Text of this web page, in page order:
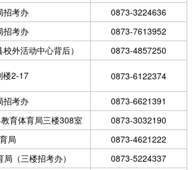
招考办
0873-3224636
招考办
0873-7613952
外活动中心背后） 0873-4857250
楼2-17 0873-6122374
招考办
0873-6621391
育体育局三楼308室
0873-3032190
局
0873-4621222
（三楼招考办）
0873-5224337